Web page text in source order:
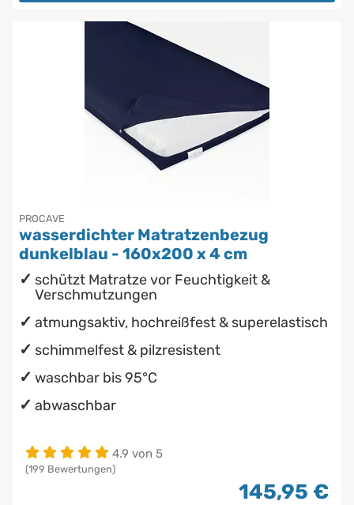
PROCAVE
wasserdichter Matratzenbezug
dunkelblau - 160x200 x 4 cm
schützt Matratze vor Feuchtigkeit &
Verschmutzungen
atmungsaktiv, hochreißfest & superelastisch
schimmelfest & pilzresistent
waschbar bis 95°C
abwaschbar
4.9 von 5
(199 Bewertungen)
145,95 €